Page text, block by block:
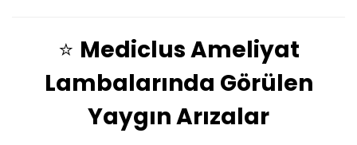
⭐ Mediclus Ameliyat
Lambalarında Görülen
Yaygın Arızalar